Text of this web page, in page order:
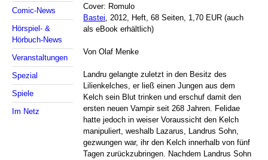
Comic-News
Hörspiel- &
Hörbuch-News
Veranstaltungen
Spezial
Spiele
Im Netz
Cover: Romulo
Bastei , 2012, Heft, 68 Seiten, 1,70 EUR (auch
als eBook erhältlich)
Von Olaf Menke
Landru gelangte zuletzt in den Besitz des
Lilienkelches, er ließ einen Jungen aus dem
Kelch sein Blut trinken und erschuf damit den
ersten neuen Vampir seit 268 Jahren. Felidae
hatte jedoch in weiser Voraussicht den Kelch
manipuliert, weshalb Lazarus, Landrus Sohn,
gezwungen war, ihr den Kelch innerhalb von fünf
Tagen zurückzubringen. Nachdem Landrus Sohn